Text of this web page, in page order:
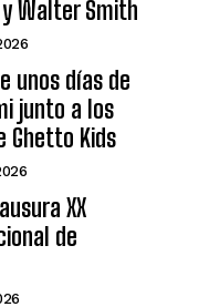
Walter Smith
unos días de
junto a los
Ghetto Kids
XX
de